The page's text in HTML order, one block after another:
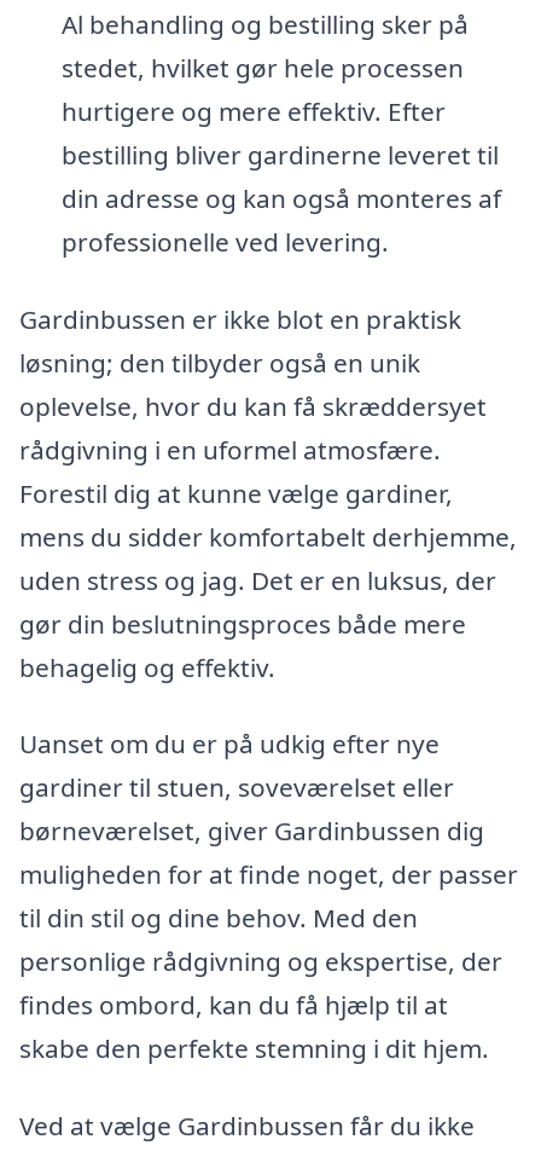
Al behandling og bestilling sker på
stedet, hvilket gør hele processen
hurtigere og mere effektiv. Efter
bestilling bliver gardinerne leveret til
din adresse og kan også monteres af
professionelle ved levering.
Gardinbussen er ikke blot en praktisk
løsning; den tilbyder også en unik
oplevelse, hvor du kan få skræddersyet
rådgivning i en uformel atmosfære.
Forestil dig at kunne vælge gardiner,
mens du sidder komfortabelt derhjemme,
uden stress og jag. Det er en luksus, der
gør din beslutningsproces både mere
behagelig og effektiv.
Uanset om du er på udkig efter nye
gardiner til stuen, soveværelset eller
børneværelset, giver Gardinbussen dig
muligheden for at finde noget, der passer
til din stil og dine behov. Med den
personlige rådgivning og ekspertise, der
findes ombord, kan du få hjælp til at
skabe den perfekte stemning i dit hjem.
Ved at vælge Gardinbussen får du ikke